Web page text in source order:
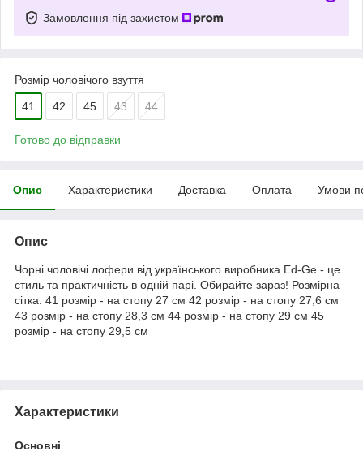
Замовлення під захистом
Розмір чоловічого взуття
41 42 45 43 44
Готово до відправки
Опис Характеристики Доставка Оплата Умови
Опис
Чорні чоловічі лофери від українського виробника Ed-Ge - це
стиль та практичність в одній парі. Обирайте зараз! Розмірна
сітка: 41 розмір - на стопу 27 см 42 розмір - на стопу 27,6 см
43 розмір - на стопу 28,3 см 44 розмір - на стопу 29 см 45
розмір - на стопу 29,5 см
Характеристики
Основні